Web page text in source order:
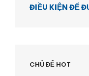
ĐIỀU KIỆN ĐỂ
CHỦ ĐỂ HOT